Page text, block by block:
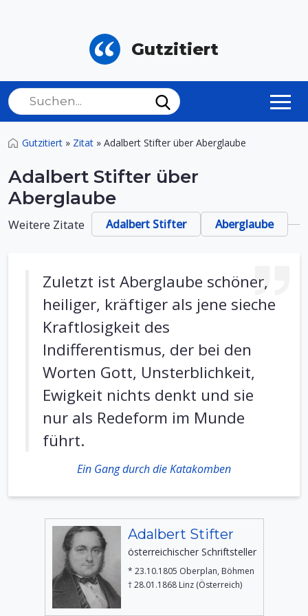
Gutzitiert
Gutzitiert » Zitat » Adalbert Stifter über Aberglaube
Adalbert Stifter über
Aberglaube
Weitere Zitate Adalbert Stifter Aberglaube
Zuletzt ist Aberglaube schöner,
heiliger, kräftiger als jene sieche
Kraftlosigkeit des
Indifferentismus, der bei den
Worten Gott, Unsterblichkeit,
Ewigkeit nichts denkt und sie
nur als Redeform im Munde
führt.
Ein Gang durch die Katakomben
Adalbert Stifter
österreichischer Schriftsteller
* 23.10.1805 Oberplan, Böhmen
† 28.01.1868 Linz (Österreich)